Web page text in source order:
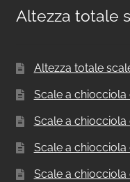
Altezza totale
Altezza totale
Scale a chiocciola
Scale a chiocciola
Scale a chiocciola
Scale a chiocciola